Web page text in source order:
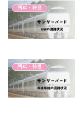
列車・特急
列車・特急